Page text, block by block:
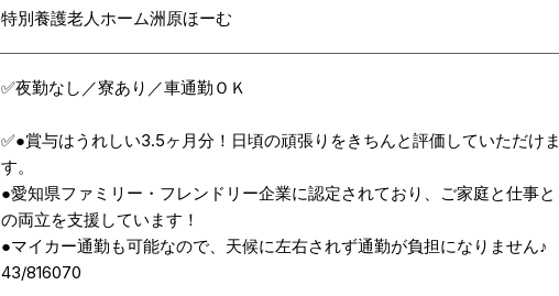
特別養護老人ホーム洲原ほーむ
✅夜勤なし／寮あり／車通勤ＯＫ
✅●賞与はうれしい3.5ヶ月分！日頃の頑張りをきちんと評価していただけま
す。
●愛知県ファミリー・フレンドリー企業に認定されており、ご家庭と仕事と
の両立を支援しています！
●マイカー通勤も可能なので、天候に左右されず通勤が負担になりません♪
43/816070